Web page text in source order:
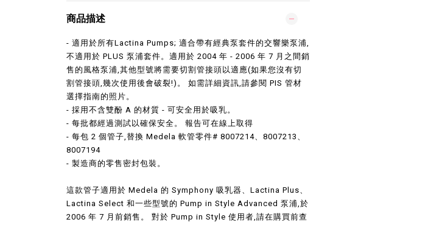
商品描述
- 適用於所有Lactina Pumps; 適合帶有經典泵套件的交響樂泵浦,
不適用於 PLUS 泵浦套件。適用於 2004 年 - 2006 年 7 月之間銷
售的風格泵浦,其他型號將需要切割管接頭以適應(如果您沒有切
割管接頭,幾次使用後會破裂!)。 如需詳細資訊,請參閱 PIS 管材
選擇指南的照片。
- 採用不含雙酚 A 的材質 - 可安全用於吸乳。
- 每批都經過測試以確保安全。 報告可在線上取得
- 每包 2 個管子,替換 Medela 軟管零件# 8007214、8007213、
8007194
- 製造商的零售密封包裝。
這款管子適用於 Medela 的 Symphony 吸乳器、Lactina Plus、
Lactina Select 和一些型號的 Pump in Style Advanced 泵浦,於
2006 年 7 月前銷售。 對於 Pump in Style 使用者,請在購買前查